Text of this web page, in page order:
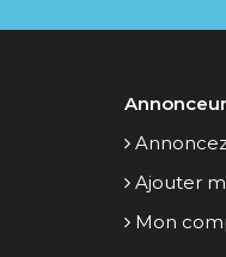
Ajouter
Mon